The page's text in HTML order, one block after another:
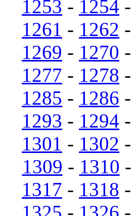
1253 - 1254 -
1261 - 1262 -
1269 - 1270 -
1277 - 1278 -
1285 - 1286 -
1293 - 1294 -
1301 - 1302 -
1309 - 1310 -
1317 - 1318 -